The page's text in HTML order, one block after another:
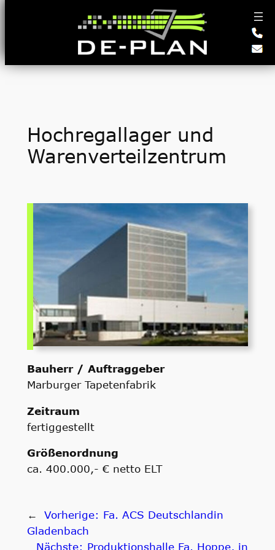
Hochregallager und
Warenverteilzentrum
Bauherr / Auftraggeber
Marburger Tapetenfabrik
Zeitraum
fertiggestellt
Größenordnung
ca. 400.000,- € netto ELT
← Vorherige: Fa. ACS Deutschlandin
Gladenbach
Nächste: Produktionshalle Fa. Hoppe, in